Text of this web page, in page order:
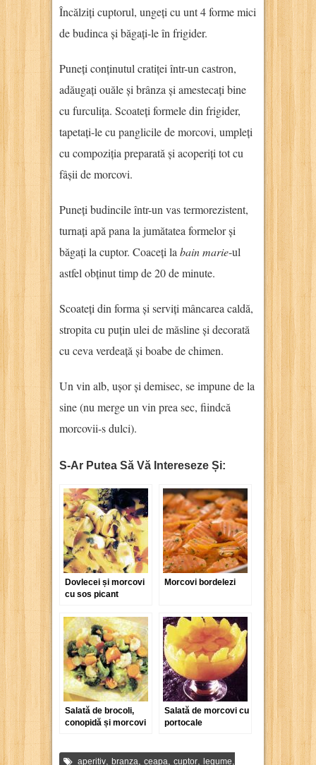
Încălziți cuptorul, ungeți cu unt 4 forme mici
de budinca și băgați-le în frigider.
Puneți conținutul cratiței într-un castron,
adăugați ouăle și brânza și amestecați bine
cu furculița. Scoateți formele din frigider,
tapetați-le cu panglicile de morcovi, umpleți
cu compoziția preparată și acoperiți tot cu
fâșii de morcovi.
Puneți budincile într-un vas termorezistent,
turnați apă pana la jumătatea formelor și
băgați la cuptor. Coaceți labain marie-ul
astfel obținut timp de 20 de minute.
Scoateți din forma și serviți mâncarea caldă,
stropita cu puțin ulei de măsline și decorată
cu ceva verdeață și boabe de chimen.
Un vin alb, ușor și demisec, se impune de la
sine (nu merge un vin prea sec, fiindcă
morcovii-s dulci).
S-Ar Putea Să Vă Intereseze Și:
Dovlecei și morcovi
cu sos picant
Morcovi bordelezi
Salată de brocoli,
conopidă și morcovi
Salată de morcovi cu
portocale
aperitiv, branza, ceapa, cuptor, legume,